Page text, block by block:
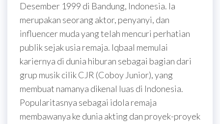
Desember 1999 di Bandung, Indonesia. Ia
merupakan seorang aktor, penyanyi, dan
influencer muda yang telah mencuri perhatian
publik sejak usia remaja. Iqbaal memulai
kariernya di dunia hiburan sebagai bagian dari
grup musik cilik CJR (Coboy Junior), yang
membuat namanya dikenal luas di Indonesia.
Popularitasnya sebagai idola remaja
membawanya ke dunia akting dan proyek-proyek